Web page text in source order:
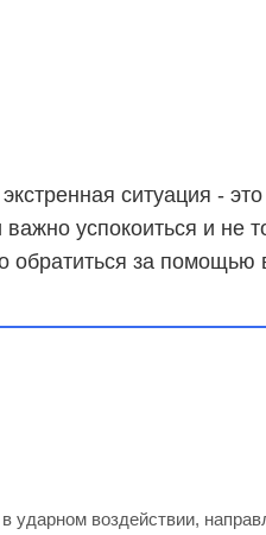
ситуация -
успокоиться и не
за помощью
воздействии,